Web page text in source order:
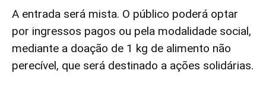
A entrada será mista. O público poderá optar
por ingressos pagos ou pela modalidade social,
mediante a doação de 1 kg de alimento não
perecível, que será destinado a ações solidárias.